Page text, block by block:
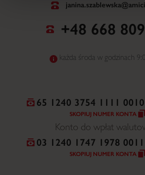
+48 668
każda środa w godzinach
65 1240 3754 1111
SKOPIUJ NUMER KONTA
Konto do wpłat
03 1240 1747 1978
SKOPIUJ NUMER KONTA